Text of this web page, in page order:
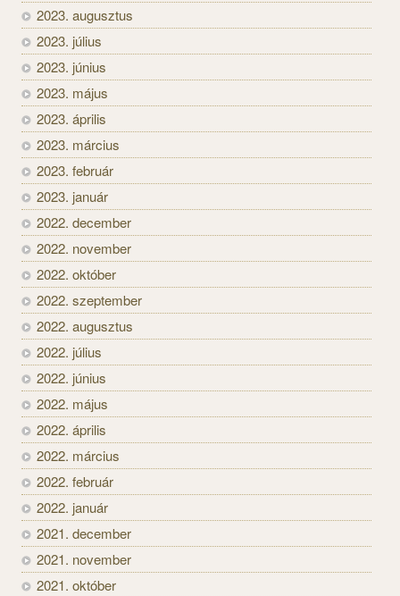
2023. augusztus
2023. július
2023. június
2023. május
2023. április
2023. március
2023. február
2023. január
2022. december
2022. november
2022. október
2022. szeptember
2022. augusztus
2022. július
2022. június
2022. május
2022. április
2022. március
2022. február
2022. január
2021. december
2021. november
2021. október